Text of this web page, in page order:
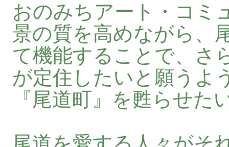
おのみちアート・コミ
景の質を高めながら、
て機能することで、さ
が定住したいと願うよ
『尾道町』を甦らせた